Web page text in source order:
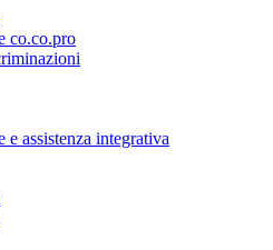
co.co.pro
e assistenza integrativa